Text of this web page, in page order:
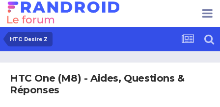
HTC Desire Z
HTC One (M8) - Aides, Questions &
Réponses